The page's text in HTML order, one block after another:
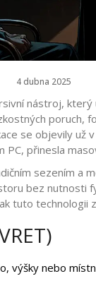
4 dubna 2025
nástroj,
poruch,
se objevily už
PC, přinesla
sezením a
bez nutnosti
tuto technologii
výšky nebo